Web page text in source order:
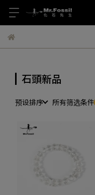
石頭新品
预设排序 所有筛选条件